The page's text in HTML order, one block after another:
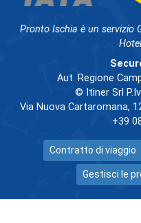
Pronto Ischia è un servizio
Aut. Regione
© Itiner Srl
Via Nuova Cartaromana,
+39
Contratto di viaggio
Gestisci le